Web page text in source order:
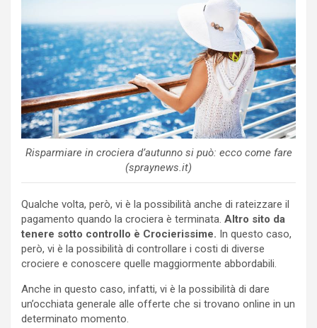
Risparmiare in crociera d’autunno si può: ecco come fare
(spraynews.it)
Qualche volta, però, vi è la possibilità anche di rateizzare il
pagamento quando la crociera è terminata. Altro sito da
tenere sotto controllo è Crocierissime. In questo caso,
però, vi è la possibilità di controllare i costi di diverse
crociere e conoscere quelle maggiormente abbordabili.
Anche in questo caso, infatti, vi è la possibilità di dare
un’occhiata generale alle offerte che si trovano online in un
determinato momento.